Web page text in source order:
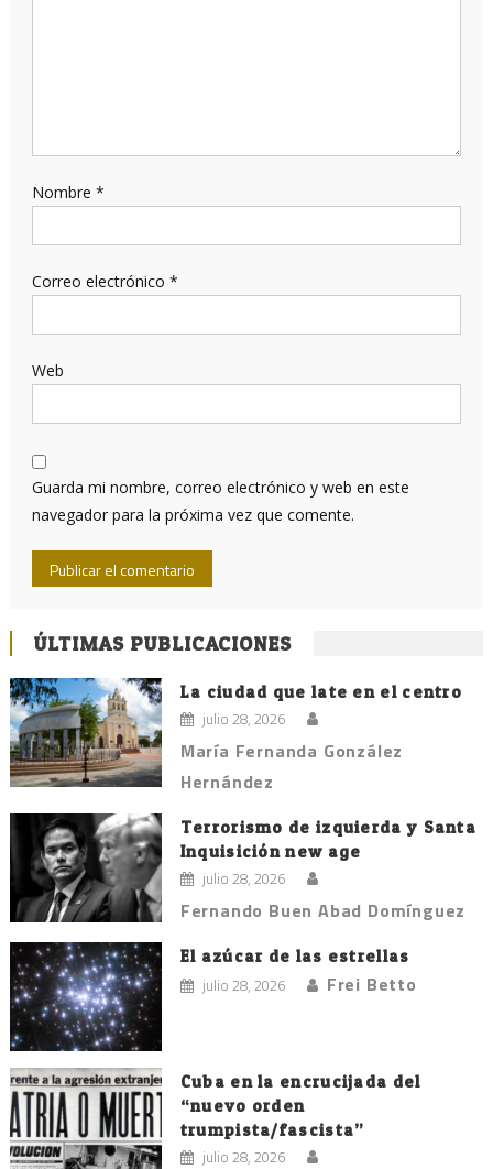
Nombre *
Correo electrónico *
Web
Guarda mi nombre, correo electrónico y web en este
navegador para la próxima vez que comente.
ÚLTIMAS PUBLICACIONES
La ciudad que late en el centro
julio 28, 2026
María Fernanda González
Hernández
Terrorismo de izquierda y Santa
Inquisición new age
julio 28, 2026
Fernando Buen Abad Domínguez
El azúcar de las estrellas
julio 28, 2026 Frei Betto
Cuba en la encrucijada del
“nuevo orden
trumpista/fascista”
julio 28, 2026